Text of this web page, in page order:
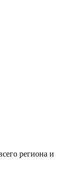
региона и